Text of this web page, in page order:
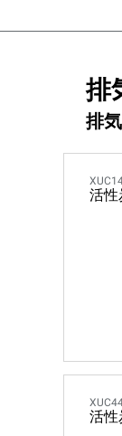
排
排
活性
活性